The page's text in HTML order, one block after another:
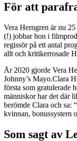
För att
Vera Herngren är nu
(!) jobbar hon i
regissör på ett antal
allt och kritikerrosade
År 2020 gjorde Vera
Johnny’s Mayo.Clara
första som gratulerade
människor har det där
berömde Clara och sa:
kvinnan, bonussystern
Som sagt av